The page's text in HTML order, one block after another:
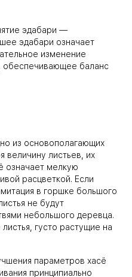
эдабари —
эдабари означает
изменение
обеспечивающее баланс
из основополагающих
величину листьев, их
означает мелкую
расцветкой. Если
в горшке большого
не будут
небольшого деревца.
густо растущие на
параметров хасё
принципиально